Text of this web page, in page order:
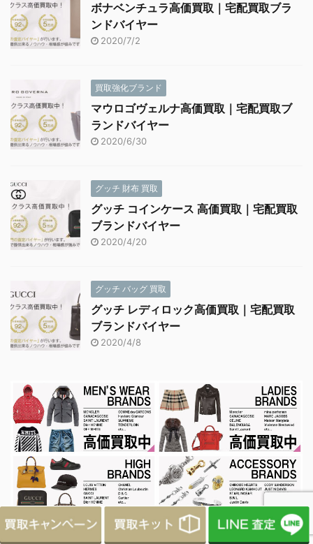
ボナベンチュラ高価買取｜宅配買取ブラ
ンドバイヤー
2020/7/2
買取強化ブランド
マウロゴヴェルナ高価買取｜宅配買取ブ
ランドバイヤー
2020/6/30
グッチ 財布 買取
グッチ コインケース 高価買取｜宅配買取
ブランドバイヤー
2020/4/20
グッチ バッグ 買取
グッチ レディロック高価買取｜宅配買取
ブランドバイヤー
2020/4/8